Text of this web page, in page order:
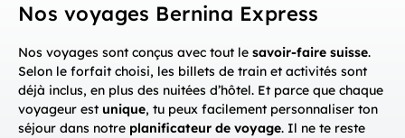
Nos voyages Bernina Express
Nos voyages sont conçus avec tout le savoir-faire suisse.
Selon le forfait choisi, les billets de train et activités sont
déjà inclus, en plus des nuitées d’hôtel. Et parce que chaque
voyageur est unique, tu peux facilement personnaliser ton
séjour dans notre planificateur de voyage. Il ne te reste